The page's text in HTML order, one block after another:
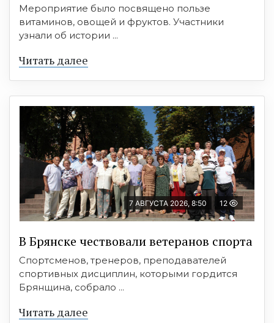
Мероприятие было посвящено пользе
витаминов, овощей и фруктов. Участники
узнали об истории ...
Читать далее
7 АВГУСТА 2026, 8:50 12
В Брянске чествовали ветеранов спорта
Спортсменов, тренеров, преподавателей
спортивных дисциплин, которыми гордится
Брянщина, собрало ...
Читать далее